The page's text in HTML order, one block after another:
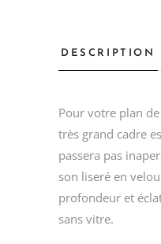
DESCRIPTION
Pour votre plan
très grand cadre
passera pas
son liseré en
profondeur et
sans vitre.